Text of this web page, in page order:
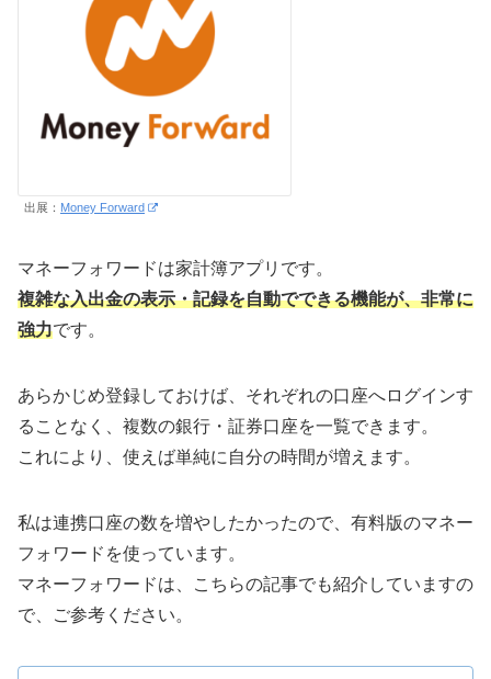
出展： Money Forward
マネーフォワードは家計簿アプリです。
複雑な入出金の表示・記録を自動でできる機能が、非常に
強力です。
あらかじめ登録しておけば、それぞれの口座へログインす
ることなく、複数の銀行・証券口座を一覧できます。
これにより、使えば単純に自分の時間が増えます。
私は連携口座の数を増やしたかったので、有料版のマネー
フォワードを使っています。
マネーフォワードは、こちらの記事でも紹介していますの
で、ご参考ください。